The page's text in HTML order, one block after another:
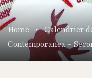
Home Calendrier
Contemporanea –